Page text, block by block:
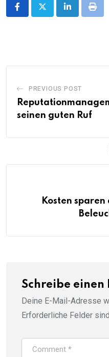
LinkedInPrint
PREVIOUS POST
seinen guten Ruf
Kosten
Schreibe
Deine E-Mail-Adresse
Erforderliche Felder